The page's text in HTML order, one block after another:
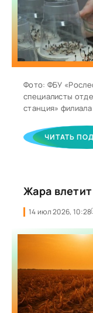
Фото: ФБУ
специалисты
станция»
ЧИТАТЬ
Жара
14 июл 2026, 10:28